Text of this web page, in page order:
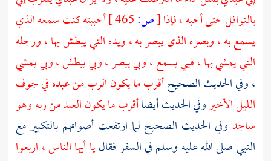
بالنوافل حتى أحبه ، فإذا[ص:
أحببته كنت سمعه الذي
يسمع به ، وبصره الذي يبصر به ، ويده التي يبطش بها ، ورجله
التي يمشي بها ، فبي يسمع ، وبي يبصر ، وبي يبطش ، وبي يمشي
، وفي الحديث الصحيحأقرب ما يكون الرب من عبده في جوف
الليل الأخيروفي الحديث أيضاأقرب ما يكون العبد من ربه وهو
ساجد وفي الحديث الصحيح لما ارتفعت أصواتهم بالتكبير مع
النبي صلى الله عليه وسلم في السفر فقاليا أيها الناس ، اربعوا